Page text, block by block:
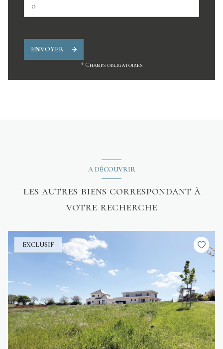
ENVOYER
* Champs obligatoires
A DÉCOUVRIR
les autres biens correspondant à
votre recherche
EXCLUSIF